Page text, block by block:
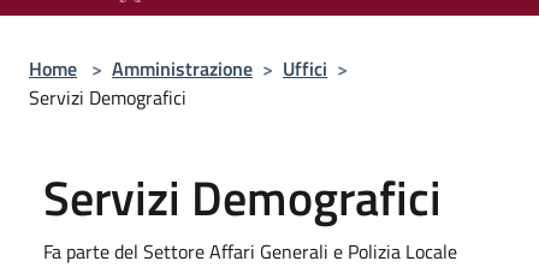
Home > Amministrazione > Uffici >
Servizi Demografici
Servizi Demografici
Fa parte del Settore Affari Generali e Polizia Locale